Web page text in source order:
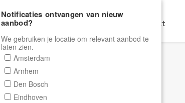
Zoeken Contact
Notificaties ontvangen van nieuw
aanbod?
We gebruiken je locatie om relevant aanbod te
laten zien.
Amsterdam
Arnhem
Den Bosch
Eindhoven